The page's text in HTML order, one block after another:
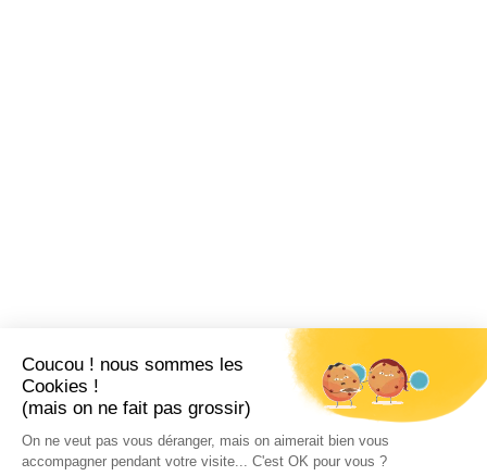
Coucou ! nous sommes les
Cookies !
(mais on ne fait pas grossir)
On ne veut pas vous déranger, mais on aimerait bien vous
accompagner pendant votre visite... C'est OK pour vous ?